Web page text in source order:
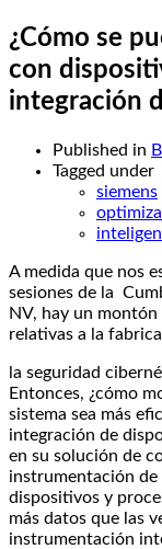
¿Cómo se
con
integración
Published in
Tagged under
siemens
A medida que nos
sesiones de la
NV, hay un
relativas a la
la seguridad
Entonces, ¿cómo
sistema sea más
integración de
en su solución de
instrumentación de
dispositivos y
más datos que las
instrumentación